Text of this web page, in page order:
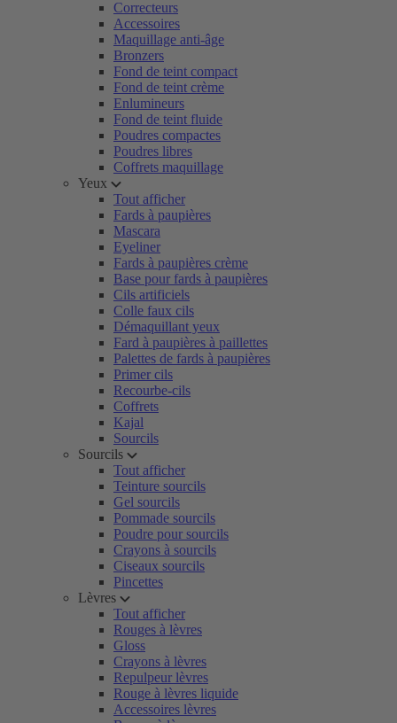
Correcteurs
Accessoires
Maquillage anti-âge
Bronzers
Fond de teint compact
Fond de teint crème
Enlumineurs
Fond de teint fluide
Poudres compactes
Poudres libres
Coffrets maquillage
Yeux
Tout afficher
Fards à paupières
Mascara
Eyeliner
Fards à paupières crème
Base pour fards à paupières
Cils artificiels
Colle faux cils
Démaquillant yeux
Fard à paupières à paillettes
Palettes de fards à paupières
Primer cils
Recourbe-cils
Coffrets
Kajal
Sourcils
Sourcils
Tout afficher
Teinture sourcils
Gel sourcils
Pommade sourcils
Poudre pour sourcils
Crayons à sourcils
Ciseaux sourcils
Pincettes
Lèvres
Tout afficher
Rouges à lèvres
Gloss
Crayons à lèvres
Repulpeur lèvres
Rouge à lèvres liquide
Accessoires lèvres